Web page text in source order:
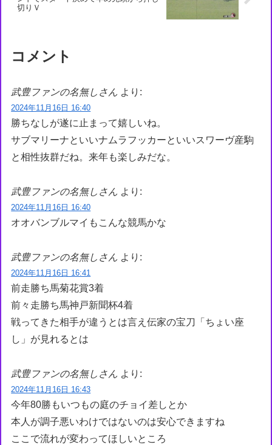
切りＶ
コメント
武豊ファンの名無しさん より:
2024年11月16日 16:40
勝ちなしが遂に止まって嬉しいね。
サブマリーナといいナムラフッカーといいスワーヴ産駒
と相性抜群だね。来年も楽しみだな。
武豊ファンの名無しさん より:
2024年11月16日 16:40
オオバンブルマイもこんな競馬かな
武豊ファンの名無しさん より:
2024年11月16日 16:41
前走勝ち馬菊花賞3着
前々走勝ち馬神戸新聞杯4着
戦ってきた相手が違うとは言え伝家の宝刀「ちょい座
し」が見れるとは
武豊ファンの名無しさん より:
2024年11月16日 16:43
今年80勝もいつもの庭のチョイ差しとか
本人が調子悪いわけではないのは安心できますね
ここで流れが変わってほしいところ